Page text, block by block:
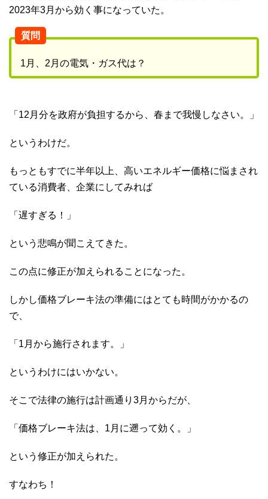
2023年3月から効く事になっていた。
質問
1月、2月の電気・ガス代は？
「12月分を政府が負担するから、春まで我慢しなさい。」
というわけだ。
もっともすでに半年以上、高いエネルギー価格に悩まされ
ている消費者、企業にしてみれば
「遅すぎる！」
という悲鳴が聞こえてきた。
この点に修正が加えられることになった。
しかし価格ブレーキ法の準備にはとても時間がかかるの
で、
「1月から施行されます。」
というわけにはいかない。
そこで法律の施行は計画通り3月からだが、
「価格ブレーキ法は、1月に遡って効く。」
という修正が加えられた。
すなわち！